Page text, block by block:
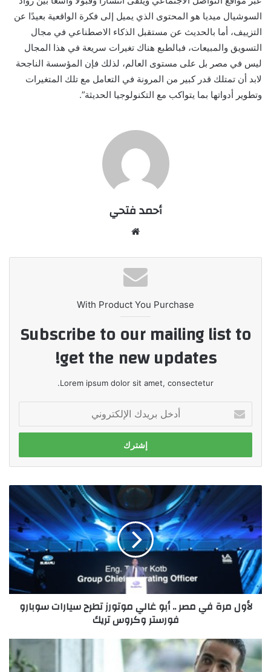
السوشيال ميديا هو المحتوى الذي يميل إلى فكرة الواقعية بعيدًا عن
التزييف، أما بالحديث عن مستقبل الذكاء الاصطناعي في مجال
التسويق والمبيعات، فبالطبع هناك تغيرات سريعة في هذا المجال
ليس في مصر بل على مستوى العالم، لذلك فإن المؤسسة الناجحة
لابد أن تمتلك قدر كبير من المرونة في التعامل مع تلك المتغيرات
وتطوير أدواتها بما يتواكب مع التكنولوجيا الحديثة”.
أحمد فتحي
With Product You Purchase
Subscribe to our mailing list to
get the new updates!
Lorem ipsum dolor sit amet, consectetur.
بريدك
الإلكتروني
في
مصر
..
أبو
غالي
موتورز
تطرح
سيارات
وكروس
تريك
لأول مرة في مصر .. أبو غالي موتورز تطرح سيارات سوبارو
فورستر وكروس تريك
أبني
العقارية